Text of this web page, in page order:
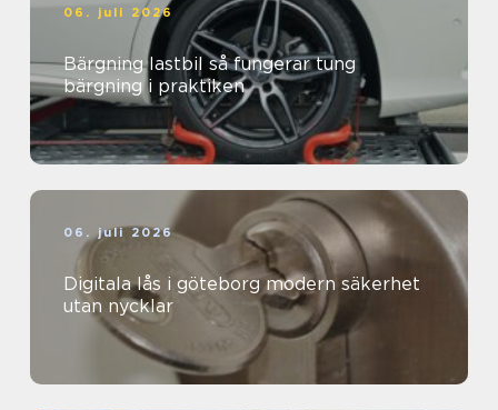
06. juli 2026
Bärgning lastbil så fungerar tung
bärgning i praktiken
06. juli 2026
Digitala lås i göteborg modern säkerhet
utan nycklar